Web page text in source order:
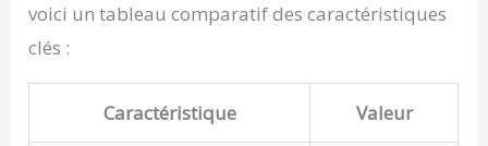
voici un tableau comparatif des caractéristiques
clés :
Caractéristique Valeur